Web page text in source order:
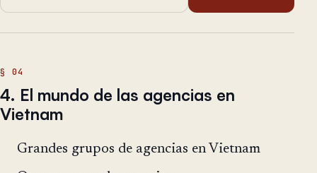
4. El mundo de las agencias en
Vietnam
Grandes grupos de agencias en Vietnam